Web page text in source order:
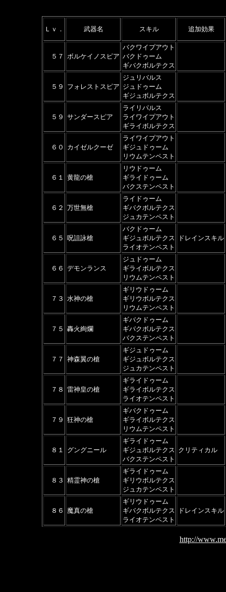
Ｌｖ． 武器名 スキル 追加効果
５７ ボルケイノスピア
バクワイプアウト
バクドゥーム
ギバクボルテクス
５９ フォレストスピア
ジュリバルス
ジュドゥーム
ギジュボルテクス
５９ サンダースピア
ライリパルス
ライワイプアウト
ギライボルテクス
６０ カイゼルクーゼ
ライワイプアウト
ギジュドゥーム
リウムテンペスト
６１ 黄龍の槍
リウドゥーム
ギライドゥーム
バクステンペスト
６２ 万世無槍
ライドゥーム
ギバクボルテクス
ジュカテンペスト
６５ 呪詛詠槍
バクドゥーム
ギジュボルテクス
ライオテンペスト
ドレインスキル
６６ デモンランス
ジュドゥーム
ギライボルテクス
リウムテンペスト
７３ 水神の槍
ギリウドゥーム
ギリウボルテクス
リウムテンペスト
７５ 轟火絢爛
ギバクドゥーム
ギバクボルテクス
バクステンペスト
７７ 神森翼の槍
ギジュドゥーム
ギジュボルテクス
ジュカテンペスト
７８ 雷神皇の槍
ギライドゥーム
ギライボルテクス
ライオテンペスト
７９ 狂神の槍
ギバクドゥーム
ギライボルテクス
リウムテンペスト
８１ グングニール
ギライドゥーム
ギジュボルテクス
バクステンペスト
クリティカル
８３ 精霊神の槍
ギライドゥーム
ギリウボルテクス
ジュカテンペスト
８６ 魔真の槍
ギリウドゥーム
ギバクボルテクス
ライオテンペスト
ドレインスキル
http://